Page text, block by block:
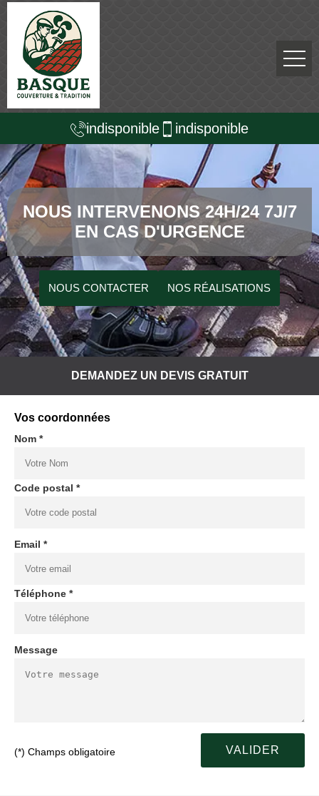
indisponible indisponible
NOUS INTERVENONS 24H/24 7J/7
EN CAS D'URGENCE
NOUS CONTACTER NOS RÉALISATIONS
DEMANDEZ UN DEVIS GRATUIT
Vos coordonnées
Nom *
Code postal *
Email *
Téléphone *
Message
(*) Champs obligatoire